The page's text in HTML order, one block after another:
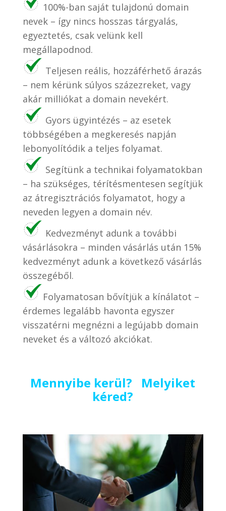
100%-ban saját tulajdonú domain
nevek – így nincs hosszas tárgyalás,
egyeztetés, csak velünk kell
megállapodnod.
Teljesen reális, hozzáférhető árazás
– nem kérünk súlyos százezreket, vagy
akár milliókat a domain nevekért.
Gyors ügyintézés – az esetek
többségében a megkeresés napján
lebonyolítódik a teljes folyamat.
Segítünk a technikai folyamatokban
– ha szükséges, térítésmentesen segítjük
az átregisztrációs folyamatot, hogy a
neveden legyen a domain név.
Kedvezményt adunk a további
vásárlásokra – minden vásárlás után 15%
kedvezményt adunk a következő vásárlás
összegéből.
Folyamatosan bővítjük a kínálatot –
érdemes legalább havonta egyszer
visszatérni megnézni a legújabb domain
neveket és a változó akciókat.
Mennyibe kerül? Melyiket
kéred?